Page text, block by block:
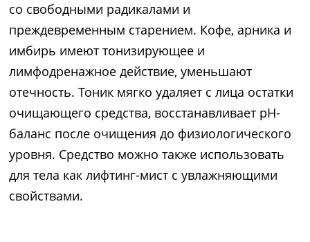
со свободными радикалами и
преждевременным старением. Кофе, арника и
имбирь имеют тонизирующее и
лимфодренажное действие, уменьшают
отечность. Тоник мягко удаляет с лица остатки
очищающего средства, восстанавливает pH-
баланс после очищения до физиологического
уровня. Средство можно также использовать
для тела как лифтинг-мист с увлажняющими
свойствами.